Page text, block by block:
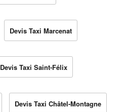
Devis Taxi Marcenat
Devis Taxi Saint-Félix
Devis Taxi Châtel-Montagne